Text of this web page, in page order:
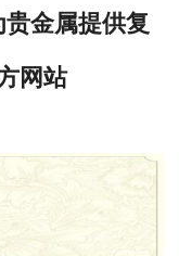
金属提供复
网站